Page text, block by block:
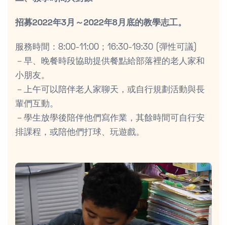
招募2022年3月～2022年8月底的教學志工。
服務時間：8:00-11:00；16:30-19:30 (彈性可議)
－早、晚餐時段協助提供餐點給部落裡的老人家和
小朋友。
－上午可以陪伴老人家聊天，或自行規劃活動與長
輩們互動。
－學生放學後陪伴他們寫作業，其餘時間可自行安
排課程，或陪他們打球、玩遊戲。